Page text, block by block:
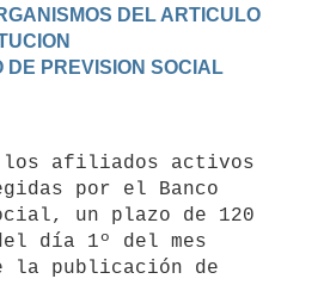
DEL ARTICULO
DE PREVISION SOCIAL
por el Banco
un plazo de 120
día 1º del mes
la publicación de